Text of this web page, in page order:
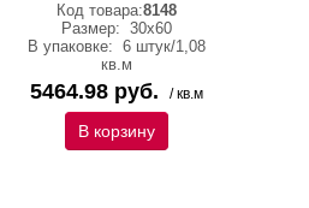
Код товара:8148
Размер: 30х60
В упаковке: 6 штук/1,08
кв.м
5464.98 руб. / кв.м
В корзину